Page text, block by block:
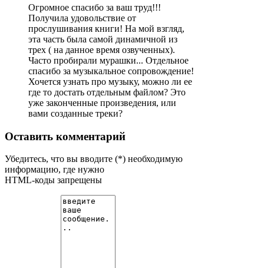
Огромное спасибо за ваш труд!!!
Получила удовольствие от
прослушивания книги! На мой взгляд,
эта часть была самой динамичной из
трех ( на данное время озвученных).
Часто пробирали мурашки... Отдельное
спасибо за музыкальное сопровождение!
Хочется узнать про музыку, можно ли ее
где то достать отдельным файлом? Это
уже законченные произведения, или
вами созданные треки?
Оставить комментарий
Убедитесь, что вы вводите (*) необходимую
информацию, где нужно
HTML-коды запрещены